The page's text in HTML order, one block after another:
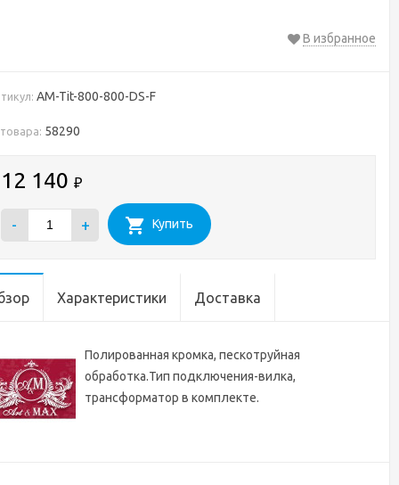
В избранное
AM-Tit-800-800-DS-F
58290
12 140 ₽
- + Купить
Характеристики Доставка
Полированная кромка, пескотруйная
обработка.Тип подключения-вилка,
трансформатор в комплекте.